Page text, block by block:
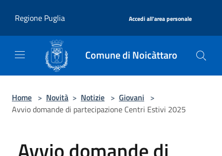
Regione Puglia
Accedi all'area personale
Comune di Noicàttaro
Home > Novità > Notizie > Giovani >
Avvio domande di partecipazione Centri Estivi 2025